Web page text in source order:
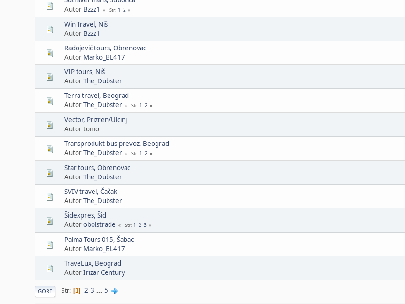
Autor Bzzz1 Str 1 2
Win Travel, Niš
Autor Bzzz1
Radojević tours, Obrenovac
Autor Marko_BL417
VIP tours, Niš
AutorThe_Dubster
Terra travel, Beograd
AutorThe_Dubster Str 1 2
Vector, Prizren/Ulcinj
Autor tomo
Transprodukt-bus prevoz, Beograd
AutorThe_Dubster Str 1 2
Star tours, Obrenovac
AutorThe_Dubster
SVIV travel, Čačak
AutorThe_Dubster
Šidexpres, Šid
Autorobolstrade Str 1 2 3
Palma Tours 015, Šabac
Autor Marko_BL417
TraveLux, Beograd
AutorIrizar Century
GORE Str 1 2 3 ... 5